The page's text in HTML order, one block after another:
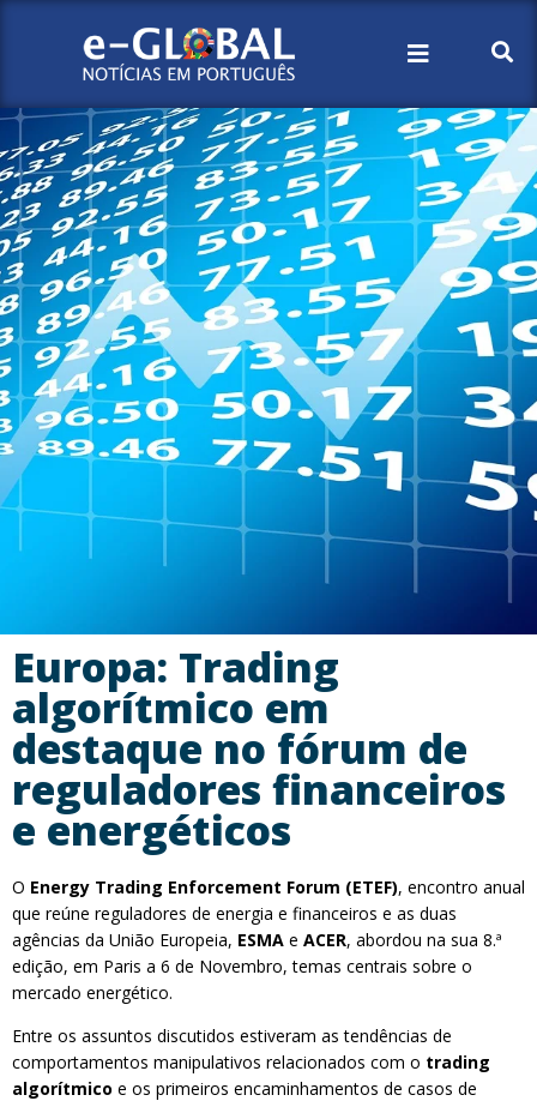
Europa: Trading
algorítmico em
destaque no fórum de
reguladores financeiros
e energéticos
O Energy Trading Enforcement Forum (ETEF), encontro anual
que reúne reguladores de energia e financeiros e as duas
agências da União Europeia, ESMA e ACER, abordou na sua 8.ª
edição, em Paris a 6 de Novembro, temas centrais sobre o
mercado energético.
Entre os assuntos discutidos estiveram as tendências de
comportamentos manipulativos relacionados com o trading
algorítmico e os primeiros encaminhamentos de casos de